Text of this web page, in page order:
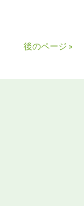
後のページ »